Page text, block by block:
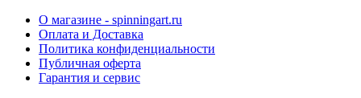
О магазине - spinningart.ru
Оплата и Доставка
Политика конфиденциальности
Публичная оферта
Гарантия и сервис